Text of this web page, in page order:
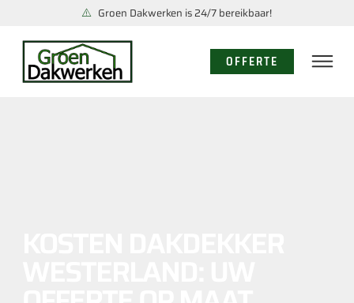
Groen Dakwerken is 24/7 bereikbaar!
OFFERTE